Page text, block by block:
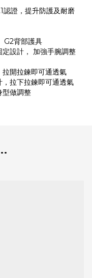
認證，提升防護及耐磨
G2背部護具
設計，
加強手腕調整
開拉鍊即可通透氣
拉下拉鍊即可通透氣
型做調整